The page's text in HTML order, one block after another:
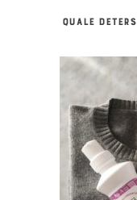
QUALE